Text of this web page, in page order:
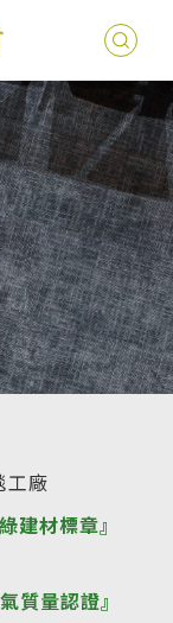
主
產
媒
德國耐
PVC透
美國設計
伊格疏
SPC礦石
太
台灣
太格
地面誌
建案
醫療
商辦
學校
堅
地坪
教
semi太格
聯
文
企
社
產
影
工廠
建材標章』
質量認證』